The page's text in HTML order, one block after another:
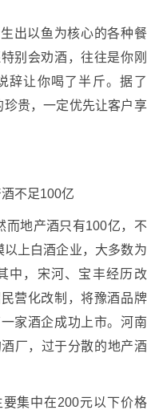
出以鱼为核心的各种餐
别会劝酒，往往是你刚
辞让你喝了半斤。据了
珍贵，一定优先让客户享
不足100亿
而地产酒只有100亿，不
上白酒企业，大多数为
中，宋河、宝丰经历改
营化改制，将豫酒品牌
家酒企成功上市。河南
厂，过于分散的地产酒
集中在200元以下价格